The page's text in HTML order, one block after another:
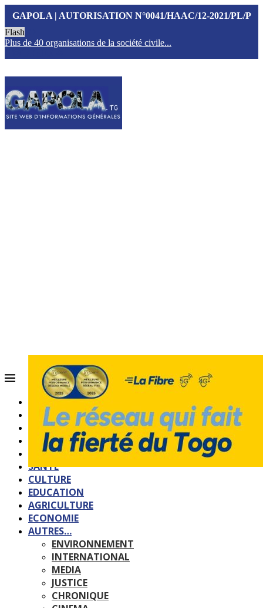
GAPOLA | AUTORISATION N°0041/HAAC/12-2021/PL/P
Flash
Plus de 40 organisations de la société civile...
ACCUEIL
QUI SOMMES-NOUS?
POLITIQUE
SOCIETE
SPORTS
SANTE
CULTURE
EDUCATION
AGRICULTURE
ECONOMIE
AUTRES…
ENVIRONNEMENT
INTERNATIONAL
MEDIA
JUSTICE
CHRONIQUE